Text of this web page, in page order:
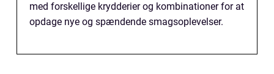
med forskellige krydderier og kombinationer for at
opdage nye og spændende smagsoplevelser.